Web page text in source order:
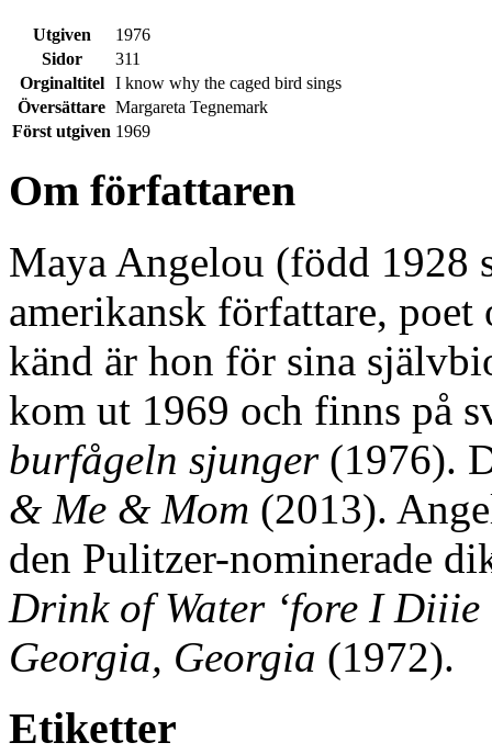
Utgiven
1976
Sidor
311
Orginaltitel
I know why the caged bird sings
Översättare Margareta Tegnemark
Först utgiven 1969
Om författaren
Maya Angelou (född 1928
amerikansk författare,
känd är hon för sina
kom ut 1969 och finns på
burfågeln sjunger(1976).
& Me & Mom (2013).
den Pulitzer-nominerade
Drink of Water ‘fore I Diiie
Georgia, Georgia (1972).
Etiketter